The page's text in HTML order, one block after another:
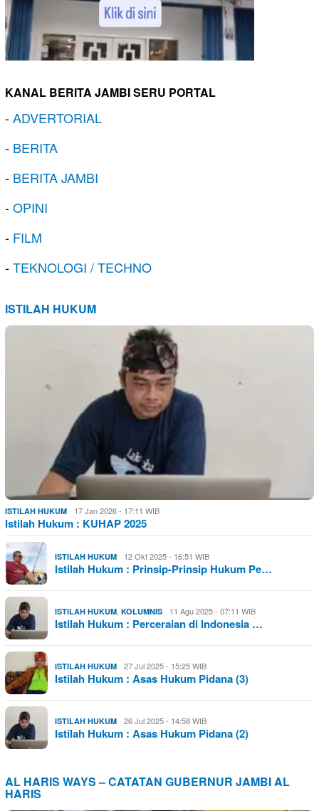
KANAL BERITA JAMBI SERU PORTAL
-ADVERTORIAL
- BERITA
- BERITA JAMBI
-OPINI
- FILM
-TEKNOLOGI / TECHNO
ISTILAH HUKUM
ISTILAH HUKUM 17 Jan 2026 - 17:11 WIB
Istilah Hukum : KUHAP 2025
ISTILAH HUKUM 12 Okt 2025 - 16:51 WIB
Istilah Hukum : Prinsip-Prinsip Hukum Pe…
ISTILAH HUKUM, KOLUMNIS 11 Agu 2025 - 07:11 WIB
Istilah Hukum : Perceraian di Indonesia …
ISTILAH HUKUM 27 Jul 2025 - 15:25 WIB
Istilah Hukum : Asas Hukum Pidana (3)
ISTILAH HUKUM 26 Jul 2025 - 14:58 WIB
Istilah Hukum : Asas Hukum Pidana (2)
AL HARIS WAYS – CATATAN GUBERNUR JAMBI AL
HARIS